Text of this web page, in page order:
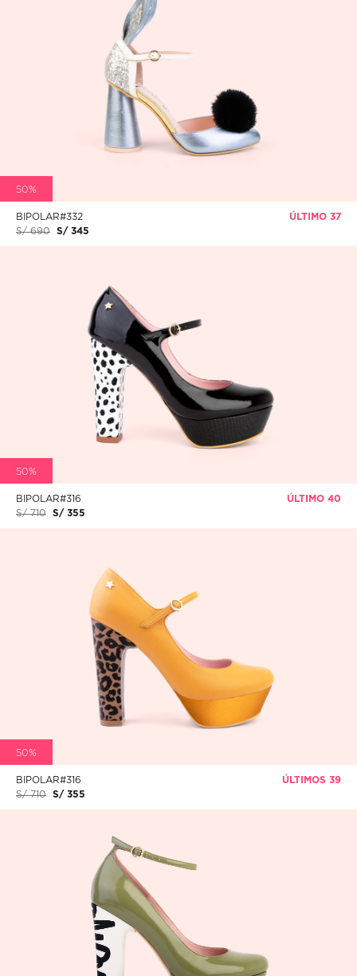
50%
BIPOLAR#332
S/ 690
S/ 345
ÚLTIMO 37
50%
BIPOLAR#316
S/ 710
S/ 355
ÚLTIMO 40
50%
BIPOLAR#316
S/ 710
S/ 355
ÚLTIMOS 39